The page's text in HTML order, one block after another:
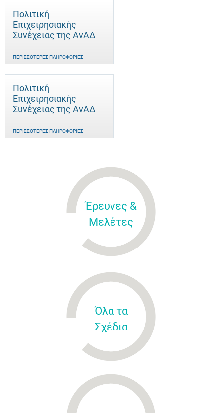
Πολιτική
Επιχειρησιακής
Συνέχειας της ΑνΑΔ
ΠΕΡΙΣΣΌΤΕΡΕΣ ΠΛΗΡΟΦΟΡΊΕΣ
Πολιτική
Επιχειρησιακής
Συνέχειας της ΑνΑΔ
ΠΕΡΙΣΣΌΤΕΡΕΣ ΠΛΗΡΟΦΟΡΊΕΣ
Έρευνες &
Μελέτες
Όλα τα
Σχέδια